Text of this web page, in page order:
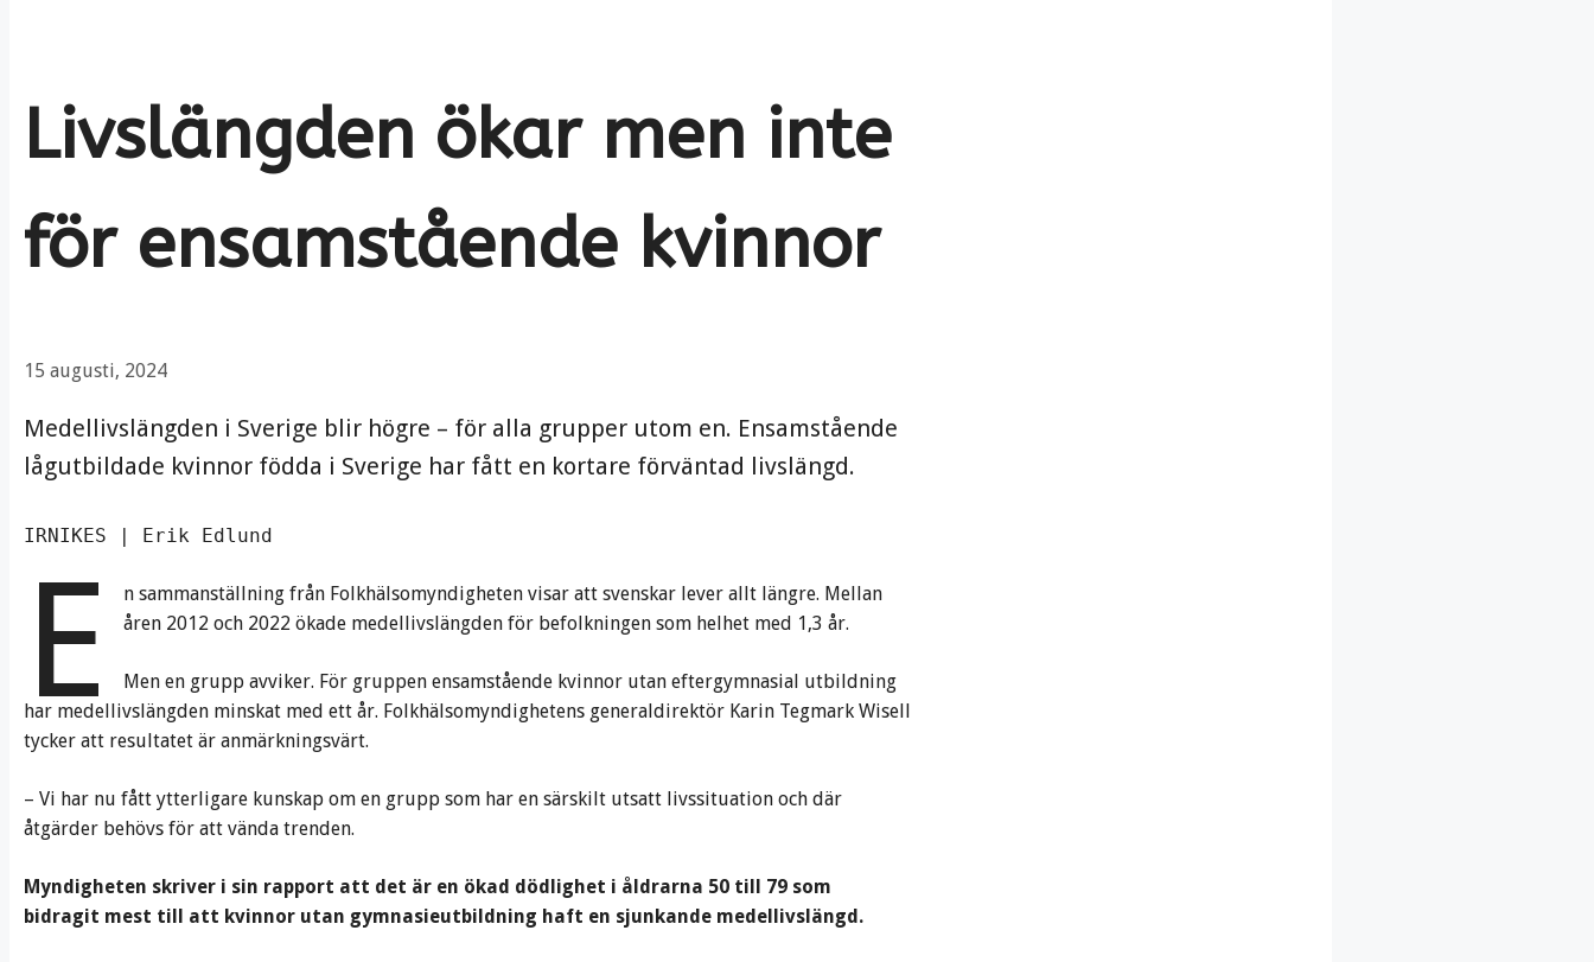
Livslängden ökar men inte
för ensamstående kvinnor
15 augusti, 2024
Medellivslängden i Sverige blir högre – för alla grupper utom en. Ensamstående
lågutbildade kvinnor födda i Sverige har fått en kortare förväntad livslängd.
IRNIKES | Erik Edlund
E
n sammanställning från Folkhälsomyndigheten visar att svenskar lever allt längre. Mellan
åren 2012 och 2022 ökade medellivslängden för befolkningen som helhet med 1,3 år.
Men en grupp avviker. För gruppen ensamstående kvinnor utan eftergymnasial utbildning
har medellivslängden minskat med ett år. Folkhälsomyndighetens generaldirektör Karin Tegmark Wisell
tycker att resultatet är anmärkningsvärt.
– Vi har nu fått ytterligare kunskap om en grupp som har en särskilt utsatt livssituation och där
åtgärder behövs för att vända trenden.
Myndigheten skriver i sin rapport att det är en ökad dödlighet i åldrarna 50 till 79 som
bidragit mest till att kvinnor utan gymnasieutbildning haft en sjunkande medellivslängd.